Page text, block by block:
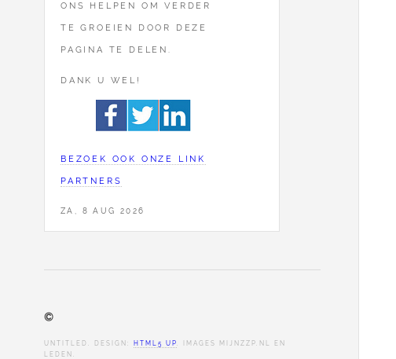
ONS HELPEN OM VERDER
TE GROEIEN DOOR DEZE
PAGINA TE DELEN.
DANK U WEL!
BEZOEK OOK ONZE LINK
PARTNERS
ZA, 8 AUG 2026
©
UNTITLED. DESIGN: HTML5 UP . IMAGES MIJNZZP.NL EN
LEDEN.